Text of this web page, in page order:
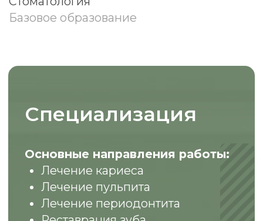
реставрацию, восстанавливая не
только функцию, но и эстетику зуба.
входит проведение
пациента ортодонтических
ЗАПИСАТЬСЯ